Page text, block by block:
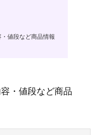
値段など商品情報
・値段など商品